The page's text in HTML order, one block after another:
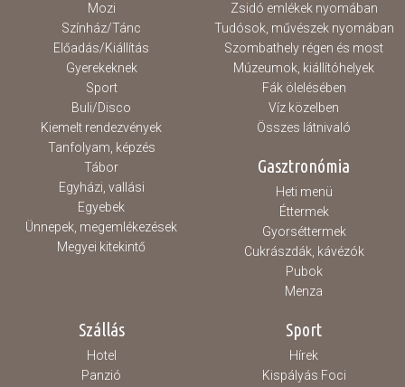
Mozi
Színház/Tánc
Előadás/Kiállítás
Gyerekeknek
Sport
Buli/Disco
Kiemelt rendezvények
Tanfolyam, képzés
Tábor
Egyházi, vallási
Egyebek
Ünnepek, megemlékezések
Megyei kitekintő
Zsidó emlékek nyomában
Tudósok, művészek nyomában
Szombathely régen és most
Múzeumok, kiállítóhelyek
Fák ölelésében
Víz közelben
Összes látnivaló
Gasztronómia
Heti menü
Éttermek
Gyorséttermek
Cukrászdák, kávézók
Pubok
Menza
Szállás
Hotel
Panzió
Sport
Hírek
Kispályás Foci